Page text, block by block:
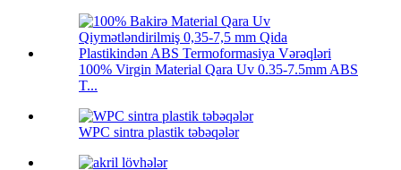
100% Virgin Material Qara Uv 0.35-7.5mm ABS
T...
WPC sintra plastik təbəqələr